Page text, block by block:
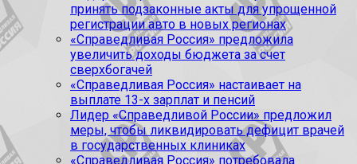
принять подзаконные акты для упрощенной
регистрации авто в новых регионах
«Справедливая Россия» предложила
увеличить доходы бюджета за счет
сверхбогачей
«Справедливая Россия» настаивает на
выплате 13-х зарплат и пенсий
Лидер «Справедливой России» предложил
меры, чтобы ликвидировать дефицит врачей
в государственных клиниках
«Справедливая Россия» потребовала